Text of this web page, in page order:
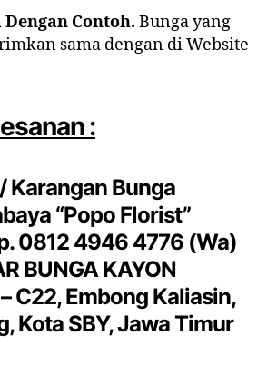
Contoh. Bunga yang
sama dengan di Website
:
Karangan Bunga
“Popo Florist”
0812 4946 4776 (Wa)
BUNGA KAYON
C22, Embong Kaliasin,
Kota SBY, Jawa Timur